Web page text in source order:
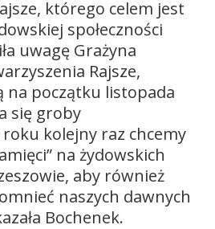
którego celem jest
społeczności
uwagę Grażyna
Rajsze,
na początku listopada
się groby
roku kolejny raz chcemy
na żydowskich
aby również
naszych dawnych
Bochenek.